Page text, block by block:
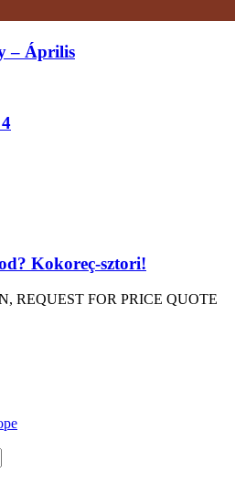
– Április
Kokoreç-sztori!
REQUEST FOR PRICE QUOTE